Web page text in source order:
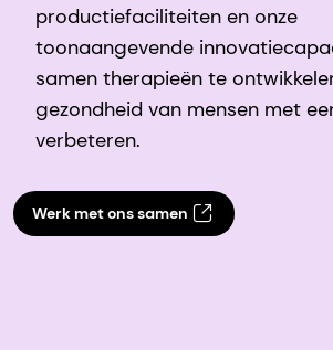
productiefaciliteiten en onze
toonaangevende
samen therapieën te
gezondheid van mensen met
verbeteren.
Werk met ons samen